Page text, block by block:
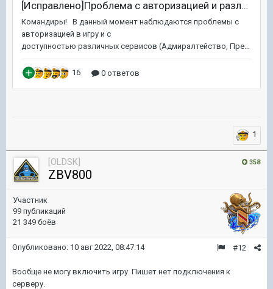
1
358
[OLDSK]
ZBV800
Участник
99 публикаций
21 349 боёв
#12
Опубликовано: 10 авг 2022, 08:47:14
Вообще не могу включить игру. Пишет нет подключения к
серверу.